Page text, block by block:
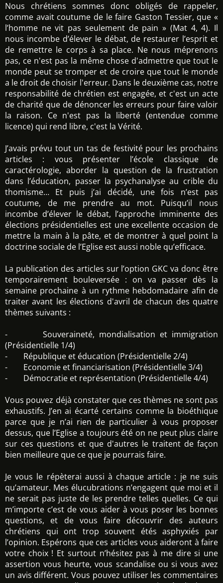
Nous chrétiens sommes donc obligés de rappeler,
comme avait coutume de le faire Gaston Tessier, que «
l’homme ne vit pas seulement de pain » (Mat 4, 4). Il
nous incombe d’élever le débat, de restaurer l’esprit et
de remettre le corps à sa place. Ne nous méprenons
pas, ce n'est pas la même chose d'admettre que tout le
monde peut se tromper et de croire que tout le monde
a le droit de choisir l'erreur. Dans le deuxième cas, notre
responsabilité de chrétien est engagée, et c'est un acte
de charité que de dénoncer les erreurs pour faire valoir
la raison. Ce n'est pas la liberté (entendue comme
licence) qui rend libre, c'est la Vérité.
J’avais prévu tout un tas de festivité pour les prochains
articles : vous présenter l’école classique de
caractérologie, aborder la question de la frustration
dans l’éducation, passer la psychanalyse au crible du
thomisme… Et puis j’ai décidé, une fois n’est pas
coutume, de me prendre au mot. Puisqu’il nous
incombe d’élever le débat, l’approche imminente des
élections présidentielles est une excellente occasion de
mettre la main à la pâte, et de montrer à quel point la
doctrine sociale de l’Eglise est aussi noble qu’efficace.
La publication des articles sur l’option GKC va donc être
temporairement bouleversée : on va passer dès la
semaine prochaine à un rythme hebdomadaire afin de
traiter avant les élections d'avril de chacun des quatre
thèmes suivants :
- Souveraineté, mondialisation et immigration
(Présidentielle 1/4)
- République et éducation (Présidentielle 2/4)
- Economie et financiarisation (Présidentielle 3/4)
- Démocratie et représentation (Présidentielle 4/4)
Vous pouvez déjà constater que ces thèmes ne sont pas
exhaustifs. J’en ai écarté certains comme la bioéthique
parce que je n’ai rien de particulier à vous proposer
dessus, que l’Eglise a toujours été on ne peut plus claire
sur ces questions et que d'autres le traitent de façon
bien meilleure que ce que je pourrais faire.
Je vous le répèterai aussi à chaque article : je ne suis
qu’amateur. Mes élucubrations n’engagent que moi et il
ne serait pas juste de les prendre telles quelles. Ce qui
m’importe c’est de vous aider à vous poser les bonnes
questions, et de vous faire découvrir des auteurs
chrétiens qui ont trop souvent étés asphyxiés par
l’opinion. Espérons que ces articles vous aideront à faire
votre choix ! Et surtout n’hésitez pas à me dire si une
assertion vous heurte, vous scandalise ou si vous avez
un avis différent. Vous pouvez utiliser les commentaires